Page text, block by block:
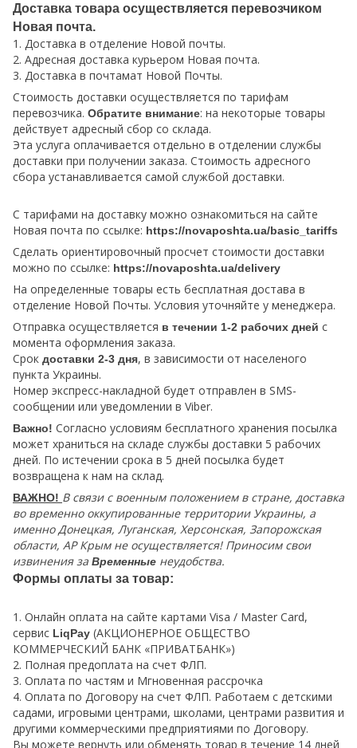
Доставка товара осуществляется перевозчиком
Новая почта.
1. Доставка в отделение Новой почты.
2. Адресная доставка курьером Новая почта.
3. Доставка в почтамат Новой Почты.
Стоимость доставки осуществляется по тарифам
перевозчика. Обратите внимание: на некоторые товары
действует адресный сбор со склада.
Эта услуга оплачивается отдельно в отделении службы
доставки при получении заказа. Стоимость адресного
сбора устанавливается самой службой доставки.
С тарифами на доставку можно ознакомиться на сайте
Новая почта по ссылке: https://novaposhta.ua/basic_tariffs
Сделать ориентировочный просчет стоимости доставки
можно по ссылке: https://novaposhta.ua/delivery
На определенные товары есть бесплатная достава в
отделение Новой Почты. Условия уточняйте у менеджера.
Отправка осуществляется в течении 1-2 рабочих дней с
момента оформления заказа.
Срок доставки 2-3 дня, в зависимости от населеного
пункта Украины.
Номер экспресс-накладной будет отправлен в SMS-
сообщении или уведомлении в Viber.
Важно! Согласно условиям бесплатного хранения посылка
может храниться на складе службы доставки 5 рабочих
дней. По истечении срока в 5 дней посылка будет
возвращена к нам на склад.
ВАЖНО! В связи с военным положением в стране, доставка
во временно оккупированные территории Украины, а
именно Донецкая, Луганская, Херсонская, Запорожская
области, АР Крым не осуществляется! Приносим свои
извинения за Временные неудобства.
Формы оплаты за товар:
1. Онлайн оплата на сайте картами Visa / Master Card,
сервис LiqPay (АКЦИОНЕРНОЕ ОБЩЕСТВО
КОММЕРЧЕСКИЙ БАНК «ПРИВАТБАНК»)
2. Полная предоплата на счет ФЛП.
3. Оплата по частям и Мгновенная рассрочка
4. Оплата по Договору на счет ФЛП. Работаем с детскими
садами, игровыми центрами, школами, центрами развития и
другими коммерческими предприятиями по Договору.
Вы можете вернуть или обменять товар в течение 14 дней